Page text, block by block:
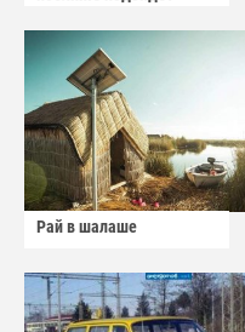
Рай в шалаше